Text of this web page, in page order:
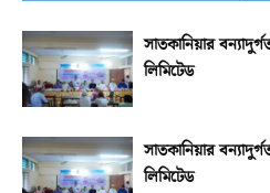
সাতকানিয়ার
লিমিটেড
সাতকানিয়ার
লিমিটেড